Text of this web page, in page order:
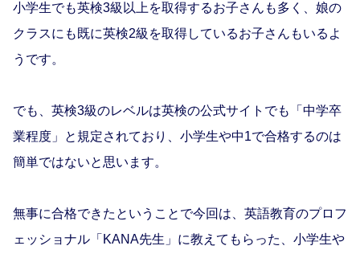
小学生でも英検3級以上を取得するお子さんも多く、娘の
クラスにも既に英検2級を取得しているお子さんもいるよ
うです。
でも、英検3級のレベルは英検の公式サイトでも「中学卒
業程度」と規定されており、小学生や中1で合格するのは
簡単ではないと思います。
無事に合格できたということで今回は、英語教育のプロフ
ェッショナル「KANA先生」に教えてもらった、小学生や